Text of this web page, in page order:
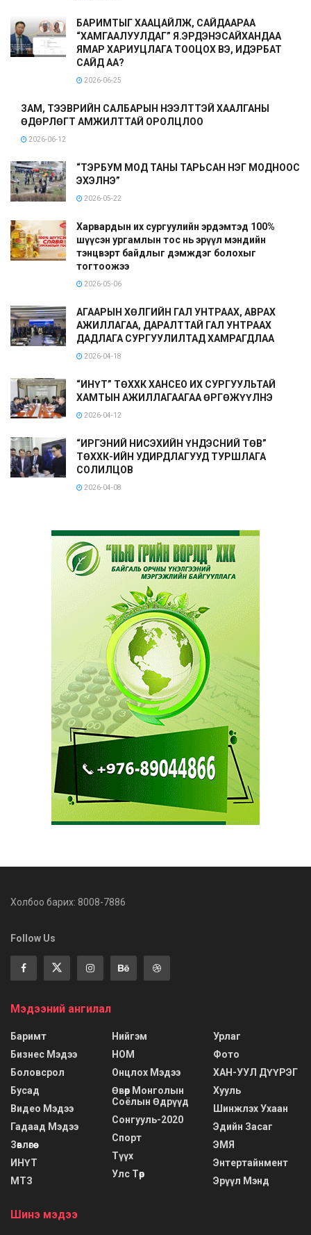
БАРИМТЫГ ХААЦАЙЛЖ, САЙДААРАА
“ХАМГААЛУУЛДАГ” Я.ЭРДЭНЭСАЙХАНДАА
ЯМАР ХАРИУЦЛАГА ТООЦОХ ВЭ, ИДЭРБАТ
САЙД АА?
2026-06-25
ЗАМ, ТЭЭВРИЙН САЛБАРЫН НЭЭЛТТЭЙ ХААЛГАНЫ
ӨДӨРЛӨГТ АМЖИЛТТАЙ ОРОЛЦЛОО
2026-06-12
“ТЭРБУМ МОД ТАНЫ ТАРЬСАН НЭГ МОДНООС
ЭХЭЛНЭ”
2026-05-22
Харвардын их сургуулийн эрдэмтэд 100%
шүүсэн ургамлын тос нь эрүүл мэндийн
тэнцвэрт байдлыг дэмждэг болохыг
тогтоожээ
2026-05-06
АГААРЫН ХӨЛГИЙН ГАЛ УНТРААХ, АВРАХ
АЖИЛЛАГАА, ДАРАЛТТАЙ ГАЛ УНТРААХ
ДАДЛАГА СУРГУУЛИЛТАД ХАМРАГДЛАА
2026-04-18
“ИНҮТ” ТӨХХК ХАНСЕО ИХ СУРГУУЛЬТАЙ
ХАМТЫН АЖИЛЛАГААГАА ӨРГӨЖҮҮЛНЭ
2026-04-12
“ИРГЭНИЙ НИСЭХИЙН ҮНДЭСНИЙ ТӨВ”
ТӨХХК-ИЙН УДИРДЛАГУУД ТУРШЛАГА
СОЛИЛЦОВ
2026-04-08
Холбоо барих: 8008-7886
Follow Us
Мэдээний ангилал
Баримт
Бизнес Мэдээ
Боловсрол
Бусад
Видео Мэдээ
Гадаад Мэдээ
Зөвлөгөө
ИНҮТ
МТЗ
Нийгэм
НОМ
Онцлох Мэдээ
Өвөр Монголын
Соёлын Өдрүүд
Сонгууль-2020
Спорт
Түүх
Улс Төр
Урлаг
Фото
ХАН-УУЛ ДҮҮРЭГ
Хууль
Шинжлэх Ухаан
Эдийн Засаг
ЭМЯ
Энтертайнмент
Эрүүл Мэнд
Шинэ мэдээ